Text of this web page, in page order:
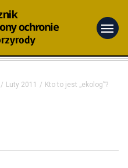
menu
Luty 2011 Kto to jest „ekolog”?